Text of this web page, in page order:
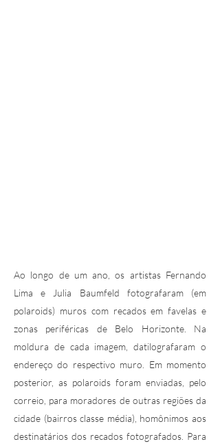
Ao longo de um ano, os artistas Fernando
Lima e Julia Baumfeld fotografaram (em
polaroids) muros com recados em favelas e
zonas periféricas de Belo Horizonte. Na
moldura de cada imagem, datilografaram o
endereço do respectivo muro. Em momento
posterior, as polaroids foram enviadas, pelo
correio, para moradores de outras regiões da
cidade (bairros classe média), homônimos aos
destinatários dos recados fotografados. Para